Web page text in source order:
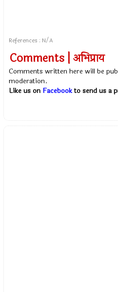
References : N/A
Comments | अभिप्राय
Comments written here will be
moderation.
Like us on Facebookto send us a